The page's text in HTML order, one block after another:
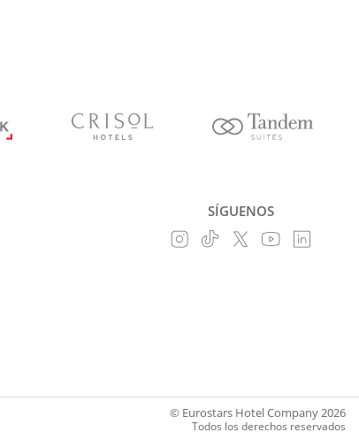
SÍGUENOS
© Eurostars Hotel Company 2026
Todos los derechos reservados